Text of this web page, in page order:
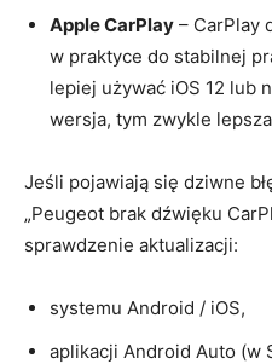
Apple CarPlay – CarPlay
w praktyce do stabilnej
lepiej używać iOS 12 lub
wersja, tym zwykle
Jeśli pojawiają się dziwne
„Peugeot brak dźwięku
sprawdzenie aktualizacji:
systemu Android / iOS,
aplikacji Android Auto (w